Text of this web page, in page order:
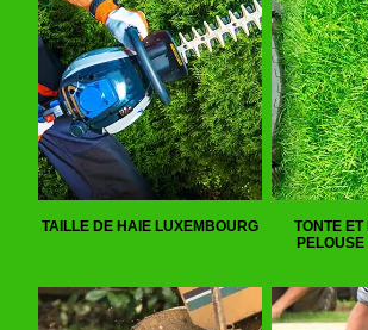
TAILLE DE HAIE LUXEMBOURG
TONTE ET